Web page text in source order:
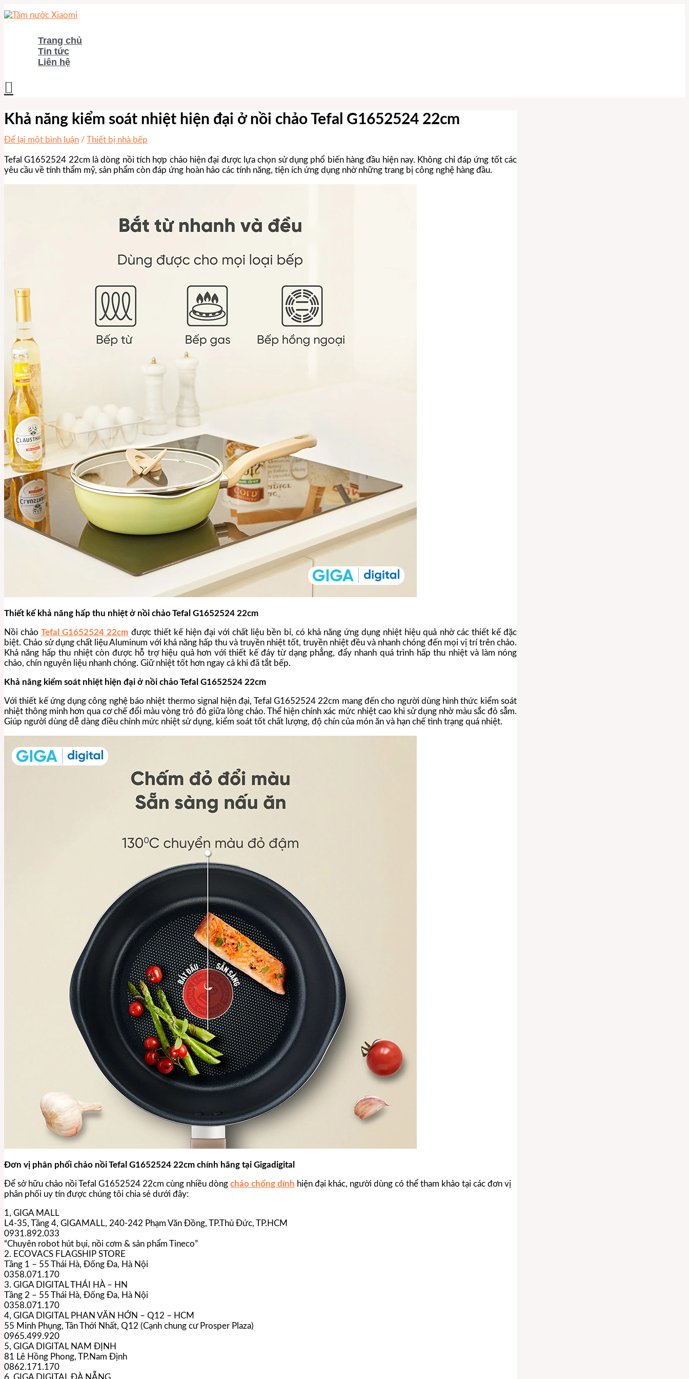
tới
Trang chủ
Tin tức
Liên hệ
Tìm
Khả năng kiểm soát nhiệt hiện đại ở nồi chảo Tefal G1652524 22cm
Để lại một bình luận / Thiết bị nhà bếp
Tefal G1652524 22cm là dòng nồi tích hợp chảo hiện đại được lựa chọn sử dụng phổ biến hàng đầu hiện nay. Không chỉ đáp ứng tốt các
yêu cầu về tính thẩm mỹ, sản phẩm còn đáp ứng hoàn hảo các tính năng, tiện ích ứng dụng nhờ những trang bị công nghệ hàng đầu.
Thiết kế khả năng hấp thu nhiệt ở nồi chảo Tefal G1652524 22cm
Nồi chảoTefal G1652524 22cm được thiết kế hiện đại với chất liệu bền bỉ, có khả năng ứng dụng nhiệt hiệu quả nhờ các thiết kế đặc
biệt. Chảo sử dụng chất liệu Aluminum với khả năng hấp thu và truyền nhiệt tốt, truyền nhiệt đều và nhanh chóng đến mọi vị trí trên chảo.
Khả năng hấp thu nhiệt còn được hỗ trợ hiệu quả hơn với thiết kế đáy từ dạng phẳng, đẩy nhanh quá trình hấp thu nhiệt và làm nóng
chảo, chín nguyên liệu nhanh chóng. Giữ nhiệt tốt hơn ngay cả khi đã tắt bếp.
Khả năng kiểm soát nhiệt hiện đại ở nồi chảo Tefal G1652524 22cm
Với thiết kế ứng dụng công nghệ báo nhiệt thermo signal hiện đại, Tefal G1652524 22cm mang đến cho người dùng hình thức kiểm soát
nhiệt thông minh hơn qua cơ chế đổi màu vòng trỏ đỏ giữa lòng chảo. Thể hiện chính xác mức nhiệt cao khi sử dụng nhờ màu sắc đỏ sẫm.
Giúp người dùng dễ dàng điều chỉnh mức nhiệt sử dụng, kiểm soát tốt chất lượng, độ chín của món ăn và hạn chế tình trạng quá nhiệt.
Đơn vị phân phối chảo nồi Tefal G1652524 22cm chính hãng tại Gigadigital
Để sở hữu chảo nồi Tefal G1652524 22cm cùng nhiều dòng chảo chống dính hiện đại khác, người dùng có thể tham khảo tại các đơn vị
phân phối uy tín được chúng tôi chia sẻ dưới đây:
1, GIGA MALL​
L4-35, Tầng 4, GIGAMALL, 240-242 Phạm Văn Đồng, TP.Thủ Đức, TP.HCM​
0931.892.033​
“Chuyên robot hút bụi, nồi cơm & sản phẩm Tineco”​
2. ECOVACS FLAGSHIP STORE​
Tầng 1 – 55 Thái Hà, Đống Đa, Hà Nội​
0358.071.170​
3. GIGA DIGITAL THÁI HÀ – HN​
Tầng 2 – 55 Thái Hà, Đống Đa, Hà Nội​
0358.071.170​
4, GIGA DIGITAL PHAN VĂN HỚN – Q12 – HCM​
55 Minh Phụng, Tân Thới Nhất, Q12 (Cạnh chung cư Prosper Plaza)​
0965.499.920​
5, GIGA DIGITAL NAM ĐỊNH​
81 Lê Hồng Phong, TP.Nam Định​
0862.171.170​
6, GIGA DIGITAL ĐÀ NẴNG​